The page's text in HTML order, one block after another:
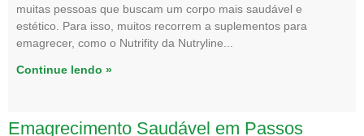
muitas pessoas que buscam um corpo mais saudável e
estético. Para isso, muitos recorrem a suplementos para
emagrecer, como o Nutrifity da Nutryline
Continue lendo »
Emagrecimento Saudável em Passos